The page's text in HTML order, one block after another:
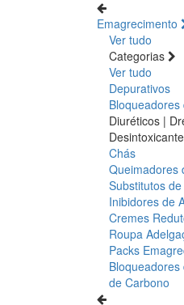
Emagrecimento
Ver tudo
Categorias
Ver tudo
Depurativos
Diuréticos |
Chás
Queimadores
Substitutos
Inibidores de
Cremes
Roupa
Packs
de Carbono